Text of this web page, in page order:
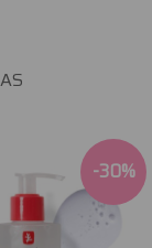
-30%